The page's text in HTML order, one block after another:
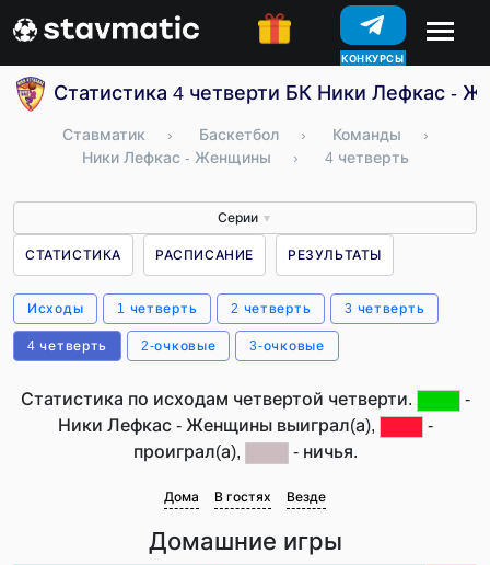
КОНКУРСЫ
Статистика 4 четверти БК Ники Лефкас -
Ставматик › Баскетбол › Команды
›
Ники Лефкас - Женщины
› 4 четверть
Серии ▼
СТАТИСТИКА РАСПИСАНИЕ РЕЗУЛЬТАТЫ
Исходы 1 четверть 2 четверть 3 четверть
4 четверть 2-очковые 3-очковые
Статистика по исходам четвертой четверти.
-
Ники Лефкас - Женщины выиграл(а),
-
проиграл(а),
- ничья.
Дома В гостях Везде
Домашние игры